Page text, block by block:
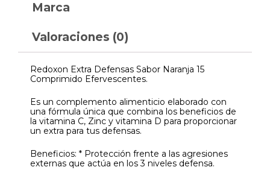
Marca
Valoraciones (0)
Redoxon Extra Defensas Sabor Naranja 15
Comprimido Efervescentes.
Es un complemento alimenticio elaborado con
una fórmula única que combina los beneficios de
la vitamina C, Zinc y vitamina D para proporcionar
un extra para tus defensas.
Beneficios: * Protección frente a las agresiones
externas que actúa en los 3 niveles defensa.